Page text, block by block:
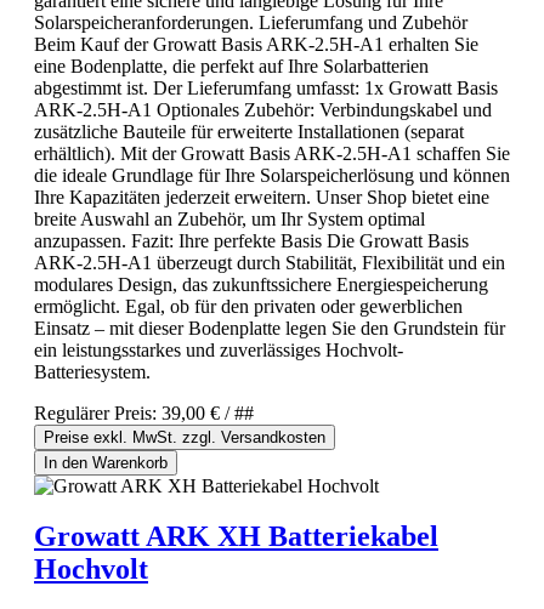
Solarspeicheranforderungen. Lieferumfang und Zubehör
Beim Kauf der Growatt Basis ARK-2.5H-A1 erhalten Sie
eine Bodenplatte, die perfekt auf Ihre Solarbatterien
abgestimmt ist. Der Lieferumfang umfasst: 1x Growatt Basis
ARK-2.5H-A1 Optionales Zubehör: Verbindungskabel und
zusätzliche Bauteile für erweiterte Installationen (separat
erhältlich). Mit der Growatt Basis ARK-2.5H-A1 schaffen Sie
die ideale Grundlage für Ihre Solarspeicherlösung und können
Ihre Kapazitäten jederzeit erweitern. Unser Shop bietet eine
breite Auswahl an Zubehör, um Ihr System optimal
anzupassen. Fazit: Ihre perfekte Basis Die Growatt Basis
ARK-2.5H-A1 überzeugt durch Stabilität, Flexibilität und ein
modulares Design, das zukunftssichere Energiespeicherung
ermöglicht. Egal, ob für den privaten oder gewerblichen
Einsatz – mit dieser Bodenplatte legen Sie den Grundstein für
ein leistungsstarkes und zuverlässiges Hochvolt-
Batteriesystem.
Regulärer Preis: 39,00 € / ##
Preise exkl. MwSt. zzgl. Versandkosten
In den Warenkorb
Growatt ARK XH Batteriekabel
Hochvolt